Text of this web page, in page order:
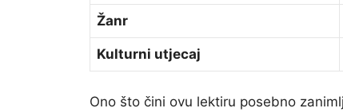
Žanr
Kulturni utjecaj
Ono što čini ovu lektiru posebno